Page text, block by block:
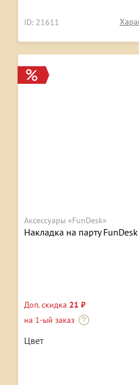
ID: 21611
Аксессуары «FunDesk»
Накладка на парту
Доп. скидка 21 ₽
на 1-ый заказ
Цвет